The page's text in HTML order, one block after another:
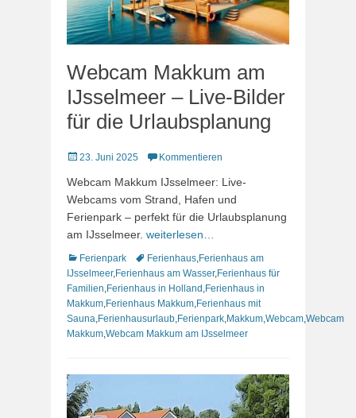
Webcam Makkum am
IJsselmeer – Live-Bilder
für die Urlaubsplanung
Veröffentlicht
23. Juni 2025 Kommentieren
Webcam Makkum IJsselmeer: Live-
Webcams vom Strand, Hafen und
Ferienpark – perfekt für die Urlaubsplanung
am IJsselmeer. weiterlesen…
Kategorien
Ferienpark Schlagworte
Ferienhaus,Ferienhaus am
IJsselmeer,Ferienhaus am Wasser,Ferienhaus für
Familien,Ferienhaus in Holland ,Ferienhaus in
Makkum,Ferienhaus Makkum,Ferienhaus mit
Sauna,Ferienhausurlaub,Ferienpark,Makkum,Webcam,Webcam
Makkum,Webcam Makkum am IJsselmeer